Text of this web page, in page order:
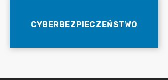
CYBERBEZPIECZEŃSTWO